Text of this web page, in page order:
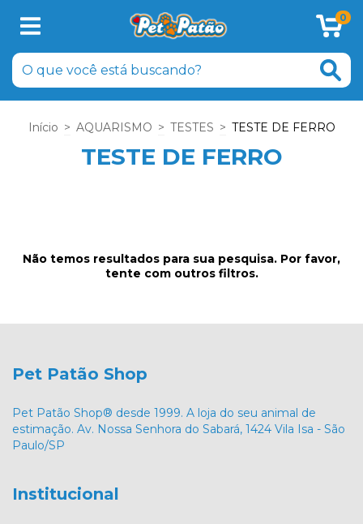
0
Início > AQUARISMO > TESTES > TESTE DE FERRO
TESTE DE FERRO
Não temos resultados para sua pesquisa. Por favor,
tente com outros filtros.
Pet Patão Shop
Pet Patão Shop® desde 1999. A loja do seu animal de
estimação. Av. Nossa Senhora do Sabará, 1424 Vila Isa - São
Paulo/SP
Institucional